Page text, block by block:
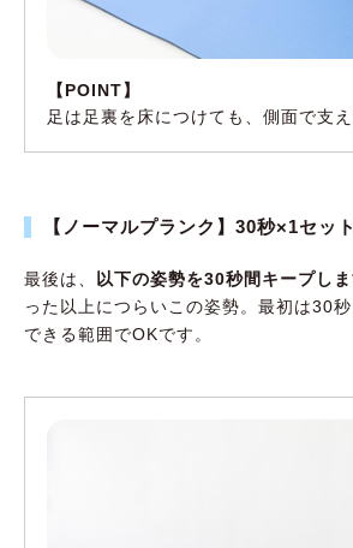
【POINT】
足は足裏を床につけても、側面で支え
【ノーマルプランク】30秒×1セット
最後は、 以下の姿勢を30秒間キープしま
った以上につらいこの姿勢。最初は30秒
できる範囲でOKです。